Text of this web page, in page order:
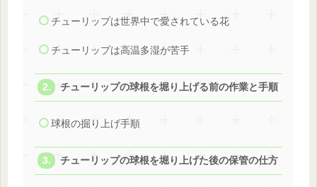
チューリップは世界中で愛されている花
チューリップは高温多湿が苦手
チューリップの球根を堀り上げる前の作業と手順
球根の掘り上げ手順
チューリップの球根を堀り上げた後の保管の仕方